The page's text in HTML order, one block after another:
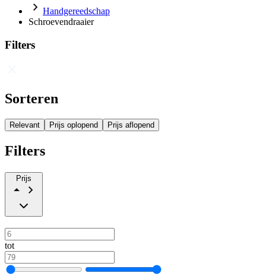
Handgereedschap
Schroevendraaier
Filters
Sorteren
Relevant Prijs oplopend Prijs aflopend
Filters
Prijs
tot